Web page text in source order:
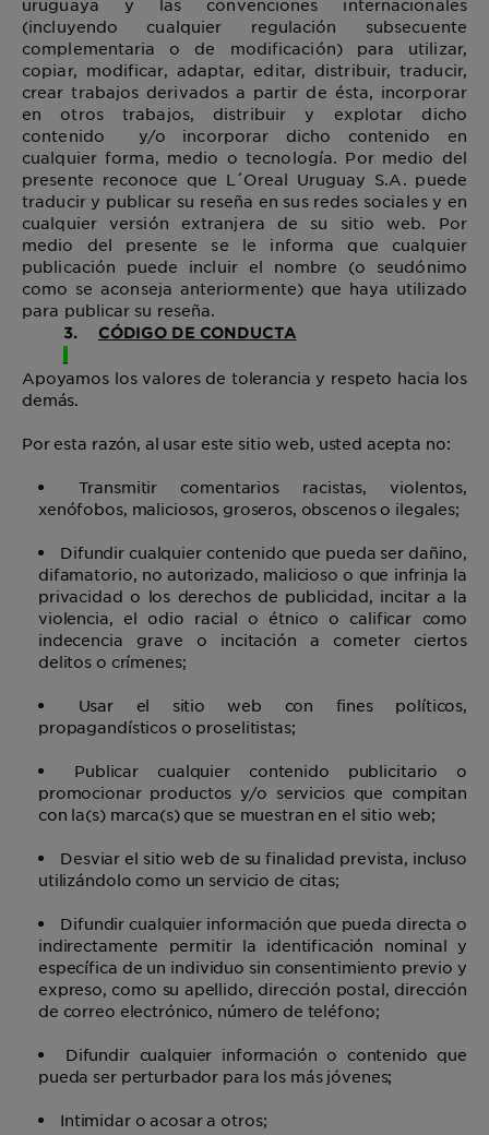
uruguaya y las convenciones internacionales
(incluyendo cualquier regulación subsecuente
complementaria o de modificación) para utilizar,
copiar, modificar, adaptar, editar, distribuir, traducir,
crear trabajos derivados a partir de ésta, incorporar
en otros trabajos, distribuir y explotar dicho
contenido y/o incorporar dicho contenido en
cualquier forma, medio o tecnología. Por medio del
presente reconoce que L´Oreal Uruguay S.A. puede
traducir y publicar su reseña en sus redes sociales y en
cualquier versión extranjera de su sitio web. Por
medio del presente se le informa que cualquier
publicación puede incluir el nombre (o seudónimo
como se aconseja anteriormente) que haya utilizado
para publicar su reseña.
3. CÓDIGO DE CONDUCTA
Apoyamos los valores de tolerancia y respeto hacia los
demás.
Por esta razón, al usar este sitio web, usted acepta no:
Transmitir comentarios racistas, violentos,
xenófobos, maliciosos, groseros, obscenos o ilegales;
Difundir cualquier contenido que pueda ser dañino,
difamatorio, no autorizado, malicioso o que infrinja la
privacidad o los derechos de publicidad, incitar a la
violencia, el odio racial o étnico o calificar como
indecencia grave o incitación a cometer ciertos
delitos o crímenes;
Usar el sitio web con fines políticos,
propagandísticos o proselitistas;
Publicar cualquier contenido publicitario o
promocionar productos y/o servicios que compitan
con la(s) marca(s) que se muestran en el sitio web;
Desviar el sitio web de su finalidad prevista, incluso
utilizándolo como un servicio de citas;
Difundir cualquier información que pueda directa o
indirectamente permitir la identificación nominal y
específica de un individuo sin consentimiento previo y
expreso, como su apellido, dirección postal, dirección
de correo electrónico, número de teléfono;
Difundir cualquier información o contenido que
pueda ser perturbador para los más jóvenes;
Intimidar o acosar a otros;